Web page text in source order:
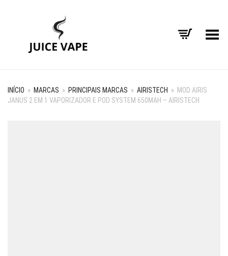
Alternar Menu
INÍCIO » MARCAS » PRINCIPAIS MARCAS » AIRISTECH » MOD AIRIS
JANUS 2 EM 1 VAPORIZADOR E POD SYSTEM 650MAH – AIRISTECH